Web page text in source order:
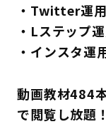
・Twitter運用
・Lステップ
・インスタ運
動画教材484
で閲覧し放題！